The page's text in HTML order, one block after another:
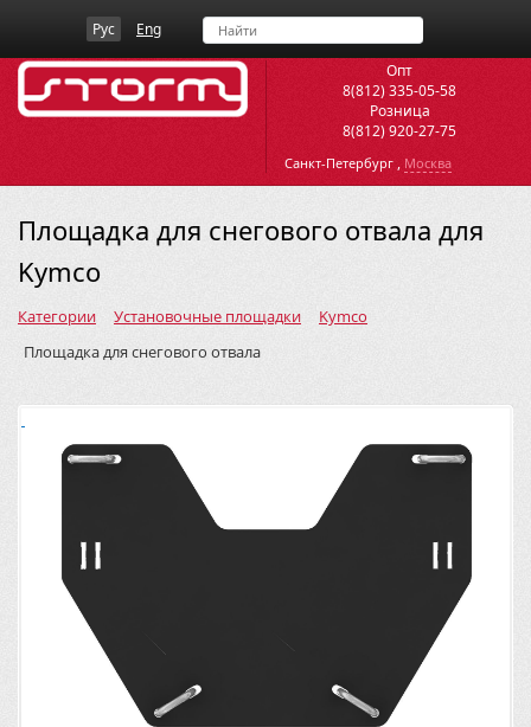
Рус Eng
Опт
8(812) 335-05-58
Розница
8(812) 920-27-75
Санкт-Петербург , Москва
Площадка для снегового отвала для
Kymco
Категории Установочные площадки
Kymco
Площадка для снегового отвала